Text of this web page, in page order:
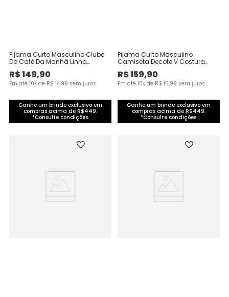
Pijama Curto Masculino Clube
Do Café Da Manhã Linha
Família Em Algodão
R$149,90
Em até 10x de R$ 14,99 sem juros
Ganhe um brinde exclusivo em
compras acima de R$449.
*Consulte condições.
Pijama Curto Masculino
Camiseta Decote V Costura
Contraste Em Viscose Stretch
R$159,90
Em até 10x de R$ 15,99 sem juros
Ganhe um brinde exclusivo em
compras acima de R$449.
*Consulte condições.